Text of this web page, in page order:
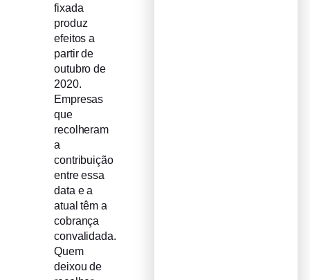
fixada
produz
efeitos a
partir de
outubro de
2020.
Empresas
que
recolheram
a
contribuição
entre essa
data e a
atual têm a
cobrança
convalidada.
Quem
deixou de